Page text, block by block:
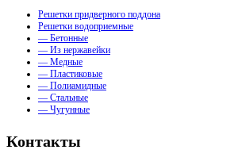
Решетки придверного поддона
Решетки водоприемные
— Бетонные
— Из нержавейки
— Медные
— Пластиковые
— Полиамидные
— Стальные
— Чугунные
Контакты